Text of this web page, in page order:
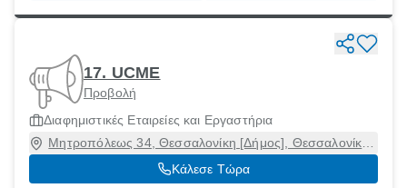
17. UCME
Προβολή
Διαφημιστικές Εταιρείες και Εργαστήρια
Μητροπόλεως 34, Θεσσαλονίκη [Δήμος], Θεσσαλονίκη,
54623
Κάλεσε Τώρα